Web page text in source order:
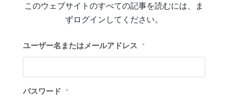
このウェブサイトのすべての記事を読むには、ま
ずログインしてください。
ユーザー名またはメールアドレス *
パスワード *